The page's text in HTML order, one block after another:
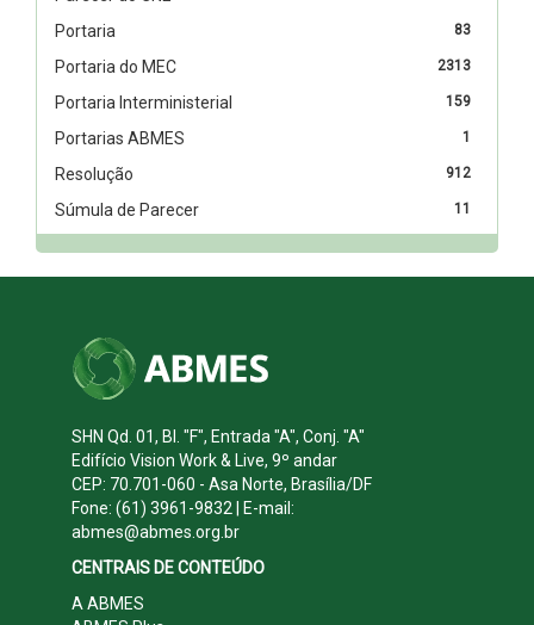
83
Portaria
2313
Portaria do MEC
159
Portaria Interministerial
1
Portarias ABMES
912
Resolução
11
Súmula de Parecer
SHN Qd. 01, Bl. "F", Entrada "A", Conj. "A"
Edifício Vision Work & Live, 9º andar
CEP: 70.701-060 - Asa Norte, Brasília/DF
Fone: (61) 3961-9832 | E-mail:
abmes@abmes.org.br
CENTRAIS DE CONTEÚDO
A ABMES